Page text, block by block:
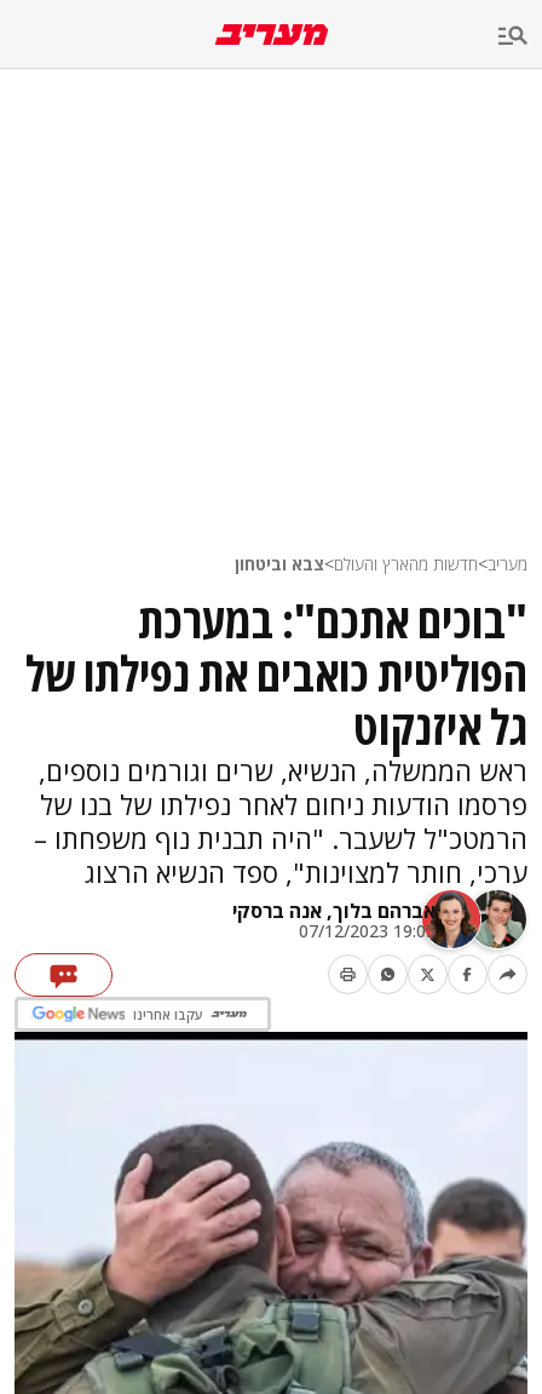
מעריב>חדשות מהארץ והעולם>צבא וביטחון
"בוכים אתכם": במערכת
הפוליטית כואבים את נפילתו של
גל איזנקוט
ראש הממשלה, הנשיא, שרים וגורמים נוספים,
פרסמו הודעות ניחום לאחר נפילתו של בנו של
הרמטכ"ל לשעבר. "היה תבנית נוף משפחתו –
ערכי, חותר למצוינות", ספד הנשיא הרצוג
אברהם בלוך, אנה ברסקי
19:05 07/12/2023
עקבו אחרינו